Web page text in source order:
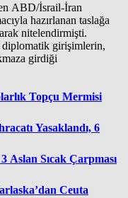
ABD/İsrail-İran
hazırlanan taslağa
nitelendirmişti.
girişimlerin,
girdiği
Topçu Mermisi
Yasaklandı, 6
Aslan Sıcak Çarpması
Ceuta